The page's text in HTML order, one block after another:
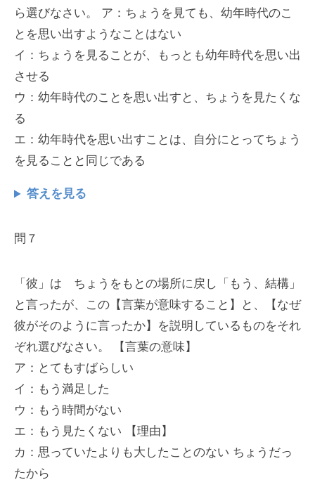
ら選びなさい。 ア：ちょうを見ても、幼年時代のこ
とを思い出すようなことはない
イ：ちょうを見ることが、もっとも幼年時代を思い出
させる
ウ：幼年時代のことを思い出すと、ちょうを見たくな
る
エ：幼年時代を思い出すことは、自分にとってちょう
を見ることと同じである
答えを見る
問７
「彼」は ちょうをもとの場所に戻し「もう、結構」
と言ったが、この【言葉が意味すること】と、【なぜ
彼がそのように言ったか】を説明しているものをそれ
ぞれ選びなさい。 【言葉の意味】
ア：とてもすばらしい
イ：もう満足した
ウ：もう時間がない
エ：もう見たくない 【理由】
カ：思っていたよりも大したことのない ちょうだっ
たから